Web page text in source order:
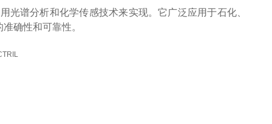
光谱分析和化学传感技术来实现。它广泛应用于石化、
确性和可靠性。